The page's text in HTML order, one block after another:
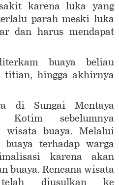
karena luka yang
parah meski luka
dan harus mendapat
buaya beliau
titian, hingga akhirnya
di Sungai Mentaya
Kotim sebelumnya
wisata buaya. Melalui
terhadap warga
karena akan
buaya. Rencana wisata
diusulkan ke